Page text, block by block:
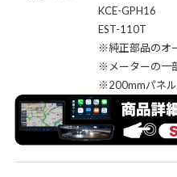
KCE-GPH16
EST-110T
※純正部品のオーディオ
※メーターの一部が隠
※200mmパネルは一部